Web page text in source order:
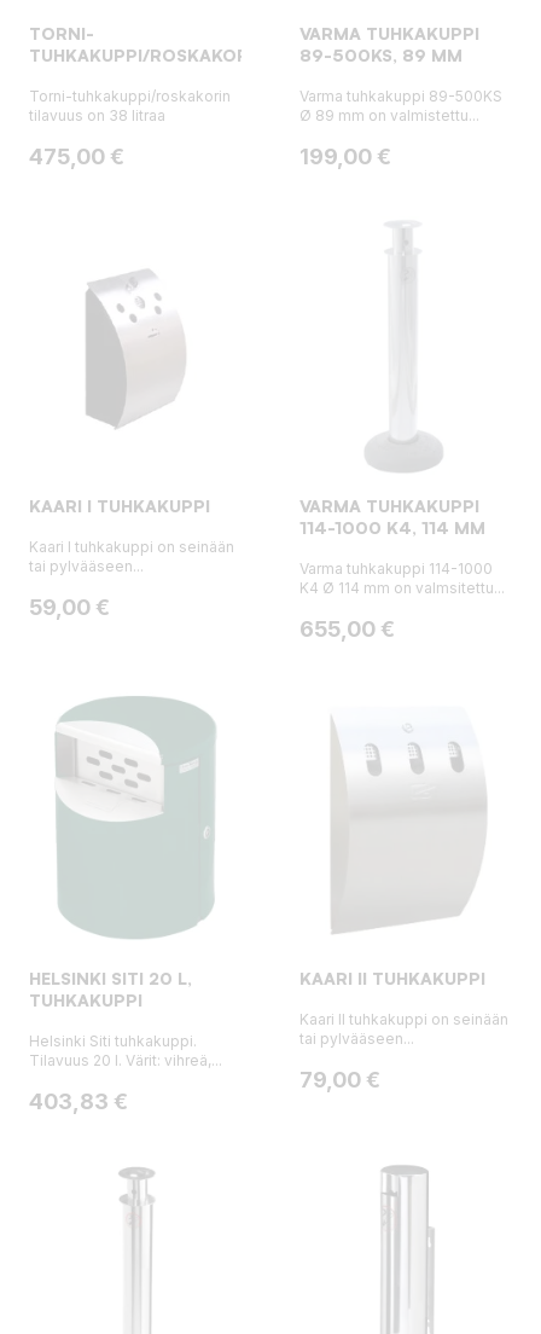
TORNI-
TUHKAKUPPI/ROSKAKORI
Torni-tuhkakuppi/roskakorin
tilavuus on 38 litraa
Hinta
475,00 €
VARMA TUHKAKUPPI
89-500KS, 89 MM
Varma tuhkakuppi 89-500KS
Ø 89 mm on valmistettu...
Hinta
199,00 €
KAARI I TUHKAKUPPI
Kaari I tuhkakuppi on seinään
tai pylvääseen...
Hinta
59,00 €
VARMA TUHKAKUPPI
114-1000 K4, 114 MM
Varma tuhkakuppi 114-1000
K4 Ø 114 mm on valmsitettu...
Hinta
655,00 €
HELSINKI SITI 20 L,
TUHKAKUPPI
Helsinki Siti tuhkakuppi.
Tilavuus 20 l. Värit: vihreä,...
Hinta
403,83 €
KAARI II TUHKAKUPPI
Kaari II tuhkakuppi on seinään
tai pylvääseen...
Hinta
79,00 €